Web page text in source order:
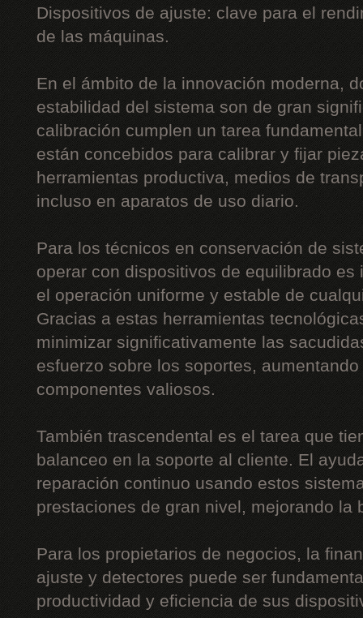
Dispositivos de ajuste: clave para el
de las máquinas.
En el ámbito de la innovación moderna,
estabilidad del sistema son de gran
calibración cumplen un tarea
están concebidos para calibrar y fijar
herramientas productiva, medios de
incluso en aparatos de uso diario.
Para los técnicos en conservación de
operar con dispositivos de equilibrado es
el operación uniforme y estable de
Gracias a estas herramientas
minimizar significativamente las
esfuerzo sobre los soportes,
componentes valiosos.
También trascendental es el tarea que
balanceo en la soporte al cliente. El
reparación continuo usando estos
prestaciones de gran nivel, mejorando la
Para los propietarios de negocios, la
ajuste y detectores puede ser
productividad y eficiencia de sus